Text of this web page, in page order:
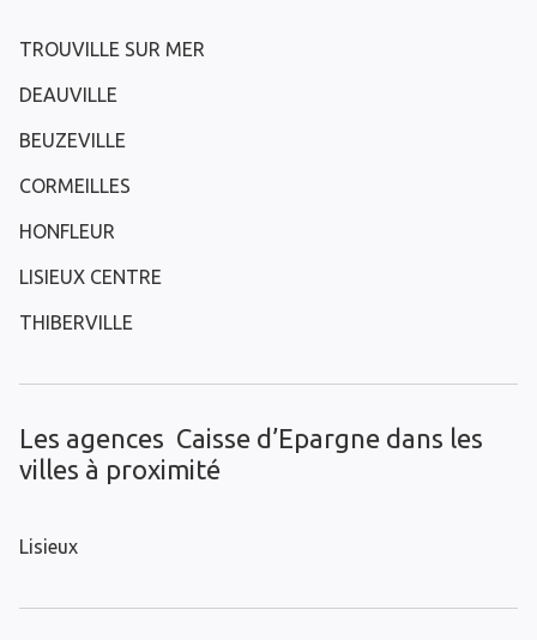
TROUVILLE SUR MER
DEAUVILLE
BEUZEVILLE
CORMEILLES
HONFLEUR
LISIEUX CENTRE
THIBERVILLE
Les agences Caisse d’Epargne dans les
villes à proximité
Lisieux